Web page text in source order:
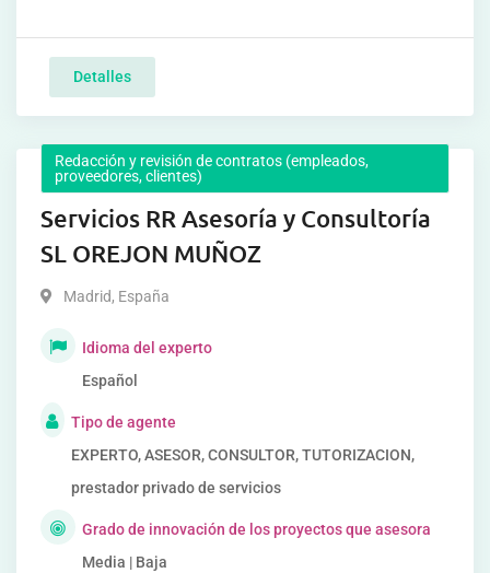
Detalles
Redacción y revisión de contratos (empleados,
proveedores, clientes)
Servicios RR Asesoría y Consultoría
SL OREJON MUÑOZ
Madrid, España
Idioma del experto
Español
Tipo de agente
EXPERTO, ASESOR, CONSULTOR, TUTORIZACION,
prestador privado de servicios
Grado de innovación de los proyectos que asesora
Media | Baja